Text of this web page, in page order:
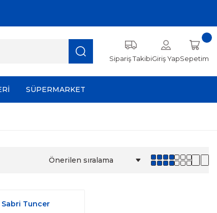
Sipariş TakibiGiriş YapSepetim
SÜPERMARKET
Sabri Tuncer